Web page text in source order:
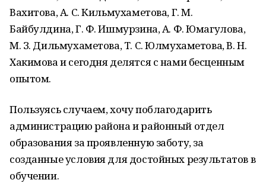
Вахитова, А. С. Кильмухаметова, Г. М.
Байбулдина, Г. Ф. Ишмурзина, А. Ф. Юмагулова,
М. З. Дильмухаметова, Т. С. Юлмухаметова, В. Н.
Хакимова и сегодня делятся с нами бесценным
опытом.
Пользуясь случаем, хочу поблагодарить
администрацию района и районный отдел
образования за проявленную заботу, за
созданные условия для достойных результатов в
обучении.